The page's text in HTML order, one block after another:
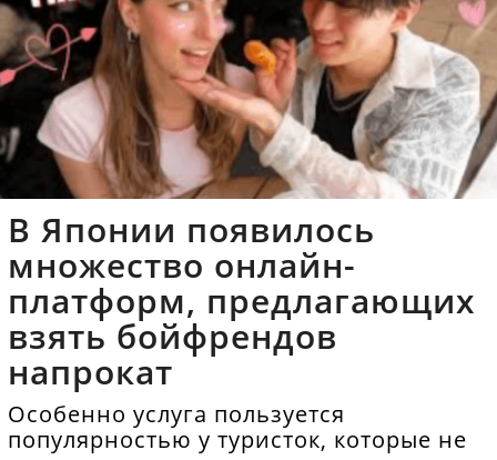
В Японии появилось
множество онлайн-
платформ, предлагающих
взять бойфрендов
напрокат
Особенно услуга пользуется
популярностью у туристок, которые не